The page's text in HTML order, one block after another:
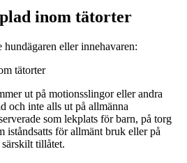
inom tätorter
hundägaren eller innehavaren:
tätorter
ut på motionsslingor eller andra
och inte alls ut på allmänna
som lekplats för barn, på torg
iståndsatts för allmänt bruk eller på
tillåtet.